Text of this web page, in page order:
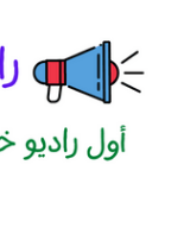
المحتوى